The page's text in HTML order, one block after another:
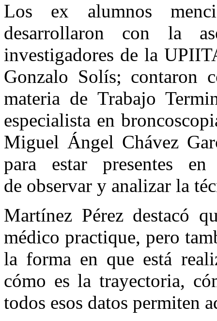
Los ex alumnos
desarrollaron con la
investigadores de la
Gonzalo Solís;
materia de Trabajo
especialista en
Miguel Ángel Chávez
para estar presentes
de observar y analizar la
Martínez Pérez destacó
médico practique, pero
la forma en que está
cómo es la trayectoria,
todos esos datos permiten